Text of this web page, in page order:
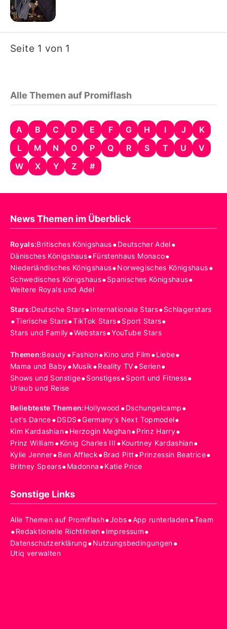
Seite 1 von 1
Alle Themen auf Promiflash
A B C D E F G H I J
K
L
M N O P Q R S T U
V
W
X Y Z #
News Themen im Überblick
Royals:Britisches Königshaus•Deutscher Adel•
Dänisches Königshaus•Fürstenhaus Monaco•
Niederländisches Königshaus•Norwegisches Königshaus•
Schwedisches Königshaus•Spanisches Königshaus•
Weitere Royals und Adel
Stars:Deutsche Stars•Internationale Stars•Schlagerstars
•Tierische Stars•TikTok Stars•Sport Stars•
Stars und Family•Webstars•YouTube Stars
Themen:Beauty•Fashion•Kino und Film •Liebe•
Mama und Baby•Musik•Reality TV•Serien•
Shows und Sonstige•Sonstiges•Sport und Fitness•
Urlaub und Reise
Beliebteste Themen:Hollywood •Dschungelcamp•
Let's Dance•DSDS•Germany's Next Topmodel•
Kim Kardashian•Herzogin Meghan•Prinz Harry•
Prinz William •König Charles III •Kourtney Kardashian•
Kylie Jenner•Ben Affleck•Brad Pitt•Prinzessin Beatrice•
Britney Spears•Madonna•Katie Price
Sonstige Links
Alle Themen auf Promiflash•Jobs•App runterladen•Team
•Redaktionelle Richtlinien•Impressum•
Datenschutzerklärung•Nutzungsbedingungen•
Utiq verwalten